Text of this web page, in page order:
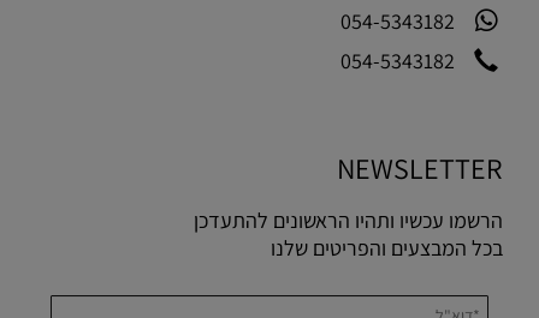
054-5343182
054-5343182
NEWSLETTER
הרשמו עכשיו ותהיו הראשונים להתעדכן
בכל המבצעים והפריטים שלנו